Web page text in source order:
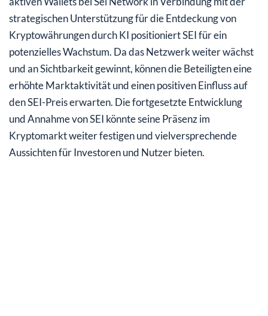
strategischen Unterstützung für die Entdeckung von
Kryptowährungen durch KI positioniert SEI für ein
potenzielles Wachstum. Da das Netzwerk weiter wächst
und an Sichtbarkeit gewinnt, können die Beteiligten eine
erhöhte Marktaktivität und einen positiven Einfluss auf
den SEI-Preis erwarten. Die fortgesetzte Entwicklung
und Annahme von SEI könnte seine Präsenz im
Kryptomarkt weiter festigen und vielversprechende
Aussichten für Investoren und Nutzer bieten.